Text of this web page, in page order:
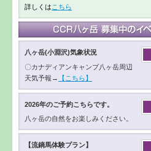
詳しくは こちら
八ヶ岳(小淵沢)気象状況
〇カナディアンキャンプ八ヶ岳周辺
天気予報→
【こちら】
2026年のご予約こちらです。
八ヶ岳の自然をお楽しみください。
【流鏑馬体験プラン】